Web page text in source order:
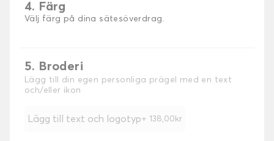
4. Färg
Välj färg på dina sätesöverdrag.
5. Broderi
Lägg till din egen personliga prägel med en text
och/eller ikon
Lägg till text och logotyp + 138,00kr